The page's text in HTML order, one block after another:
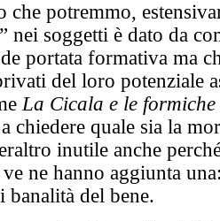
che potremmo,
nei soggetti è dato da
portata formativa ma
del loro potenziale
La Cicala e le formiche
chiedere quale sia la
inutile anche
ne hanno aggiunta
banalità del bene.